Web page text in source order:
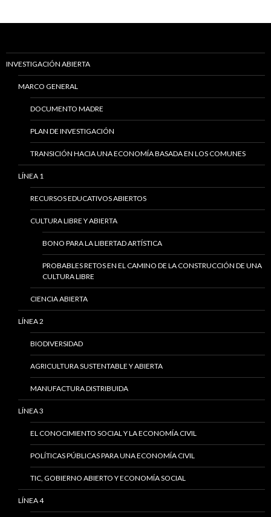
INVESTIGACIÓN ABIERTA
MARCO GENERAL
DOCUMENTO MADRE
PLAN DE INVESTIGACIÓN
TRANSICIÓN HACIA UNA ECONOMÍA BASADA EN LOS COMUNES
LÍNEA 1
RECURSOS EDUCATIVOS ABIERTOS
CULTURA LIBRE Y ABIERTA
BONO PARA LA LIBERTAD ARTÍSTICA
PROBABLES RETOS EN EL CAMINO DE LA CONSTRUCCIÓN DE UNA
CULTURA LIBRE
CIENCIA ABIERTA
LÍNEA 2
BIODIVERSIDAD
AGRICULTURA SUSTENTABLE Y ABIERTA
MANUFACTURA DISTRIBUIDA
LÍNEA 3
EL CONOCIMIENTO SOCIAL Y LA ECONOMÍA CIVIL
POLÍTICAS PÚBLICAS PARA UNA ECONOMÍA CIVIL
TIC, GOBIERNO ABIERTO Y ECONOMÍA SOCIAL
LÍNEA 4